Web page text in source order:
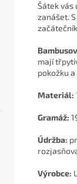
Šátek vás
zanášet.
mají
pokožku
Materiál:
Gramáž:
Údržba:
Výrobce: